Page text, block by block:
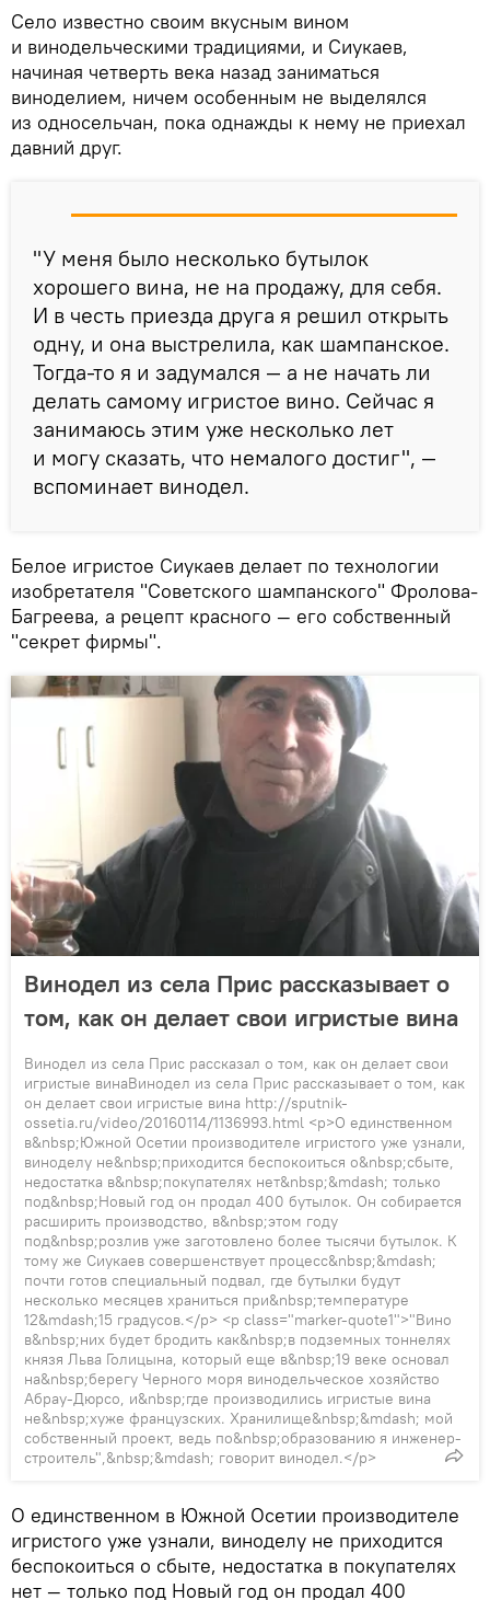
Село известно своим вкусным вином
и винодельческими традициями, и Сиукаев,
начиная четверть века назад заниматься
виноделием, ничем особенным не выделялся
из односельчан, пока однажды к нему не приехал
давний друг.
"У меня было несколько бутылок
хорошего вина, не на продажу, для себя.
И в честь приезда друга я решил открыть
одну, и она выстрелила, как шампанское.
Тогда-то я и задумался — а не начать ли
делать самому игристое вино. Сейчас я
занимаюсь этим уже несколько лет
и могу сказать, что немалого достиг", —
вспоминает винодел.
Белое игристое Сиукаев делает по технологии
изобретателя "Советского шампанского" Фролова-
Багреева, а рецепт красного — его собственный
"секрет фирмы".
Винодел из села Прис рассказывает о
том, как он делает свои игристые вина
Винодел из села Прис рассказал о том, как он делает свои
игристые винаВинодел из села Прис рассказывает о том, как
он делает свои игристые вина http://sputnik-
ossetia.ru/video/20160114/1136993.html <p>О единственном
в&nbsp;Южной Осетии производителе игристого уже узнали,
виноделу не&nbsp;приходится беспокоиться о&nbsp;сбыте,
недостатка в&nbsp;покупателях нет&nbsp;&mdash; только
под&nbsp;Новый год он продал 400 бутылок. Он собирается
расширить производство, в&nbsp;этом году
под&nbsp;розлив уже заготовлено более тысячи бутылок. К
тому же Сиукаев совершенствует процесс&nbsp;&mdash;
почти готов специальный подвал, где бутылки будут
несколько месяцев храниться при&nbsp;температуре
12&mdash;15 градусов.</p> <p class="marker-quote1">"Вино
в&nbsp;них будет бродить как&nbsp;в подземных тоннелях
князя Льва Голицына, который еще в&nbsp;19 веке основал
на&nbsp;берегу Черного моря винодельческое хозяйство
Абрау-Дюрсо, и&nbsp;где производились игристые вина
не&nbsp;хуже французских. Хранилище&nbsp;&mdash; мой
собственный проект, ведь по&nbsp;образованию я инженер-
строитель",&nbsp;&mdash; говорит винодел.</p>
О единственном в Южной Осетии производителе
игристого уже узнали, виноделу не приходится
беспокоиться о сбыте, недостатка в покупателях
нет — только под Новый год он продал 400